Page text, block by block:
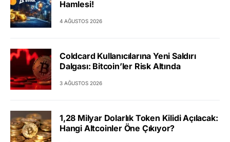
Hamlesi!
4 AĞUSTOS 2026
Coldcard Kullanıcılarına Yeni Saldırı
Dalgası: Bitcoin’ler Risk Altında
3 AĞUSTOS 2026
1,28 Milyar Dolarlık Token Kilidi Açılacak:
Hangi Altcoinler Öne Çıkıyor?